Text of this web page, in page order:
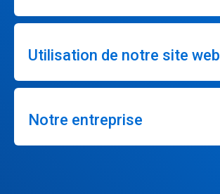
Utilisation de notre site web
Notre entreprise